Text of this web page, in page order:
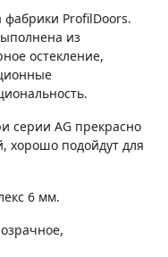
фабрики ProfilDoors.
из
остекление,
серии AG прекрасно
хорошо подойдут для
6 мм.